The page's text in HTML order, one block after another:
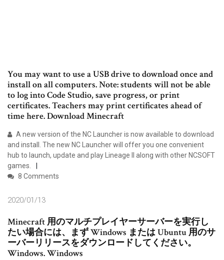
You may want to use a USB drive to download once and
install on all computers. Note: students will not be able
to log into Code Studio, save progress, or print
certificates. Teachers may print certificates ahead of
time here. Download Minecraft
A new version of the NC Launcher is now available to download
and install. The new NC Launcher will offer you one convenient
hub to launch, update and play Lineage II along with other NCSOFT
games.
8 Comments
2020/01/13
Minecraft 用のマルチプレイヤーサーバーを実行し
たい場合には、まず Windows または Ubuntu 用のサ
ーバーリリースをダウンロードしてください。
Windows. Windows